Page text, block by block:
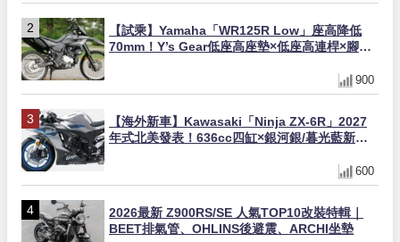
【試乘】Yamaha「WR125R Low」座高降低
70mm！Y’s Gear低座高座墊×低座高連桿×腳踏
900
【海外新車】Kawasaki「Ninja ZX-6R」2027
年式北美發表！636cc四缸×銀河銀/暮光藍新色
600
2026最新 Z900RS/SE 人氣TOP10改裝特輯｜
BEET排氣管、OHLINS後避震、ARCHI坐墊